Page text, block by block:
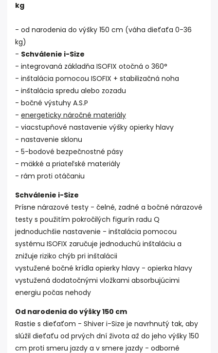
kg
- od narodenia do výšky 150 cm (váha dieťaťa 0-36
kg)
- Schválenie i-Size
- integrovaná základňa ISOFIX otočná o 360°
- inštalácia pomocou ISOFIX + stabilizačná noha
- inštalácia spredu alebo zozadu
- bočné výstuhy A.S.P
- energeticky náročné materiály
- viacstupňové nastavenie výšky opierky hlavy
- nastavenie sklonu
- 5-bodové bezpečnostné pásy
- mäkké a priateľské materiály
- rám proti otáčaniu
Schválenie i-Size
Prísne nárazové testy - čelné, zadné a bočné nárazové
testy s použitím pokročilých figurín radu Q
jednoduchšie nastavenie - inštalácia pomocou
systému ISOFIX zaručuje jednoduchú inštaláciu a
znižuje riziko chýb pri inštalácii
vystužené bočné krídla opierky hlavy - opierka hlavy
vystužená dodatočnými vložkami absorbujúcimi
energiu počas nehody
Od narodenia do výšky 150 cm
Rastie s dieťaťom - Shiver i-Size je navrhnutý tak, aby
slúžil dieťaťu od prvých dní života až do jeho výšky 150
cm proti smeru jazdy a v smere jazdy - odborné